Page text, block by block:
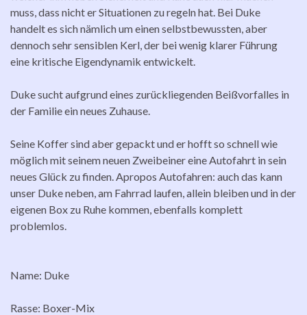
muss, dass nicht er Situationen zu regeln hat. Bei Duke
handelt es sich nämlich um einen selbstbewussten, aber
dennoch sehr sensiblen Kerl, der bei wenig klarer Führung
eine kritische Eigendynamik entwickelt.
Duke sucht aufgrund eines zurückliegenden Beißvorfalles in
der Familie ein neues Zuhause.
Seine Koffer sind aber gepackt und er hofft so schnell wie
möglich mit seinem neuen Zweibeiner eine Autofahrt in sein
neues Glück zu finden. Apropos Autofahren: auch das kann
unser Duke neben, am Fahrrad laufen, allein bleiben und in der
eigenen Box zu Ruhe kommen, ebenfalls komplett
problemlos.
Name: Duke
Rasse: Boxer-Mix